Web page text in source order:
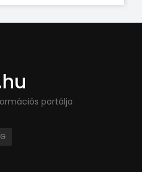
portálja